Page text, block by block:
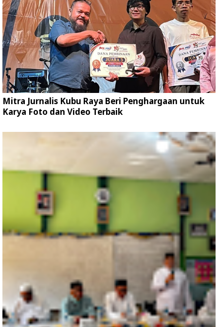
Mitra Jurnalis Kubu Raya Beri Penghargaan untuk
Karya Foto dan Video Terbaik